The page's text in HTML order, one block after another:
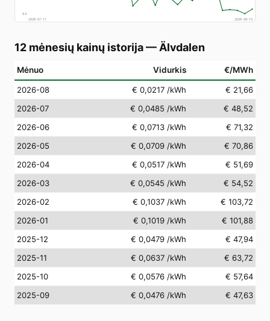
€4
2026-07-11
2026-08-10
12 mėnesių kainų istorija— Älvdalen
Mėnuo Vidurkis €/MWh
2026-08 € 0,0217 /kWh
€ 21,66
2026-07
€ 0,0485 /kWh
€ 48,52
2026-06
€ 0,0713 /kWh
€ 71,32
2026-05
€ 0,0709 /kWh
€ 70,86
2026-04
€ 0,0517 /kWh
€ 51,69
2026-03
€ 0,0545 /kWh
€ 54,52
2026-02
€ 0,1037 /kWh
€ 103,72
2026-01
€ 0,1019 /kWh
€ 101,88
2025-12
€ 0,0479 /kWh
€ 47,94
2025-11
€ 0,0637 /kWh
€ 63,72
2025-10
€ 0,0576 /kWh
€ 57,64
2025-09
€ 0,0476 /kWh € 47,63